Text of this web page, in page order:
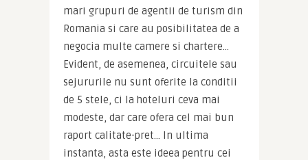
mari grupuri de agentii de turism din
Romania si care au posibilitatea de a
negocia multe camere si chartere…
Evident, de asemenea, circuitele sau
sejururile nu sunt oferite la conditii
de 5 stele, ci la hoteluri ceva mai
modeste, dar care ofera cel mai bun
raport calitate-pret… In ultima
instanta, asta este ideea pentru cei